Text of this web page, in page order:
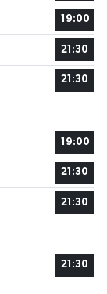
19:00
21:30
21:30
19:00
21:30
21:30
21:30